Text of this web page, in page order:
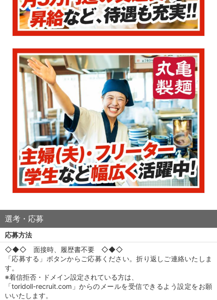
選考・応募
応募方法
◇◆◇ 面接時、履歴書不要 ◇◆◇
「応募する」ボタンからご応募ください。折り返しご連絡いたしま
す。
※着信拒否・ドメイン設定されている方は、
「toridoll-recruit.com」からのメールを受信できるよう設定をお願
いいたします。